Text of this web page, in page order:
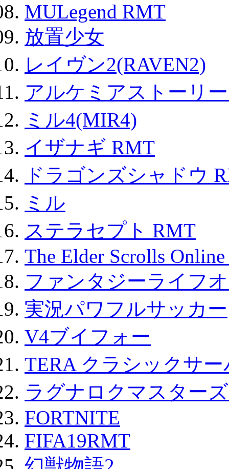
MULegend RMT
放置少女
レイヴン2(RAVEN2)
アルケミアストーリ
ミル4(MIR4)
イザナギ RMT
ドラゴンズシャドウ
ミル
ステラセプト RMT
The Elder Scrolls
ファンタジーライフ
実況パワフルサッカー
V4ブイフォー
TERA クラシックサ
ラグナロクマスター
FORTNITE
FIFA19RMT